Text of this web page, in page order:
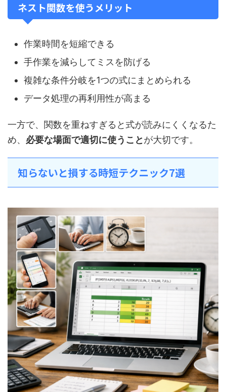
ネスト関数を使うメリット
作業時間を短縮できる
手作業を減らしてミスを防げる
複雑な条件分岐を1つの式にまとめられる
データ処理の再利用性が高まる
一方で、関数を重ねすぎると式が読みにくくなるた
め、 必要な場面で適切に使うことが大切です。
知らないと損する時短テクニック7選